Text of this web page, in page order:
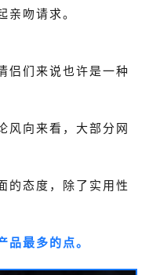
亲吻请求。
侣们来说也许是一种
风向来看，大部分网
的态度，除了实用性
品最多的点。